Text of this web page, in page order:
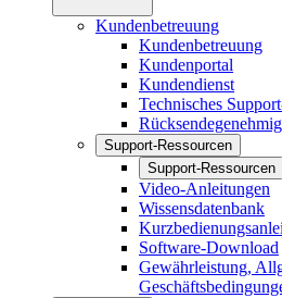
Kundenbetreuung
Kundenbetreuung
Kundenportal
Kundendienst
Technisches
Support-Ressourcen
Support-Ressourcen
Video-Anleitungen
Wissensdatenbank
Software-Download
Gewährleistung,